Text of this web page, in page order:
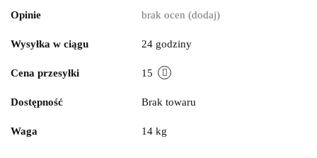
Opinie brak ocen (dodaj)
Wysyłka w ciągu 24 godziny
Cena przesyłki 15
Dostępność Brak towaru
Waga 14 kg